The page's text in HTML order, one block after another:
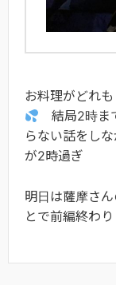
お料理がどれ
結局2時ま
らない話をし
が2時過ぎ
明日は薩摩さ
とで前編終わ